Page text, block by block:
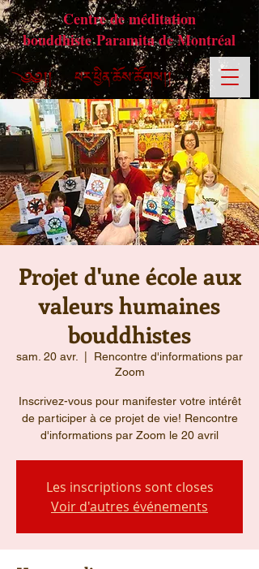
Centre de méditation
bouddhiste Paramita de Montréal
Projet d'une école aux
valeurs humaines
bouddhistes
sam. 20 avr.
Rencontre d'informations par
Zoom
Inscrivez-vous pour manifester votre intérêt
de participer à ce projet de vie! Rencontre
d'informations par Zoom le 20 avril
Les inscriptions sont closes
Voir d'autres événements